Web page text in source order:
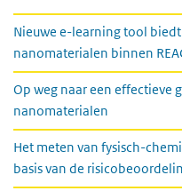
Nieuwe e-learning tool
nanomaterialen binnen
Op weg naar een effectieve
nanomaterialen
Het meten van fysisch-
basis van de